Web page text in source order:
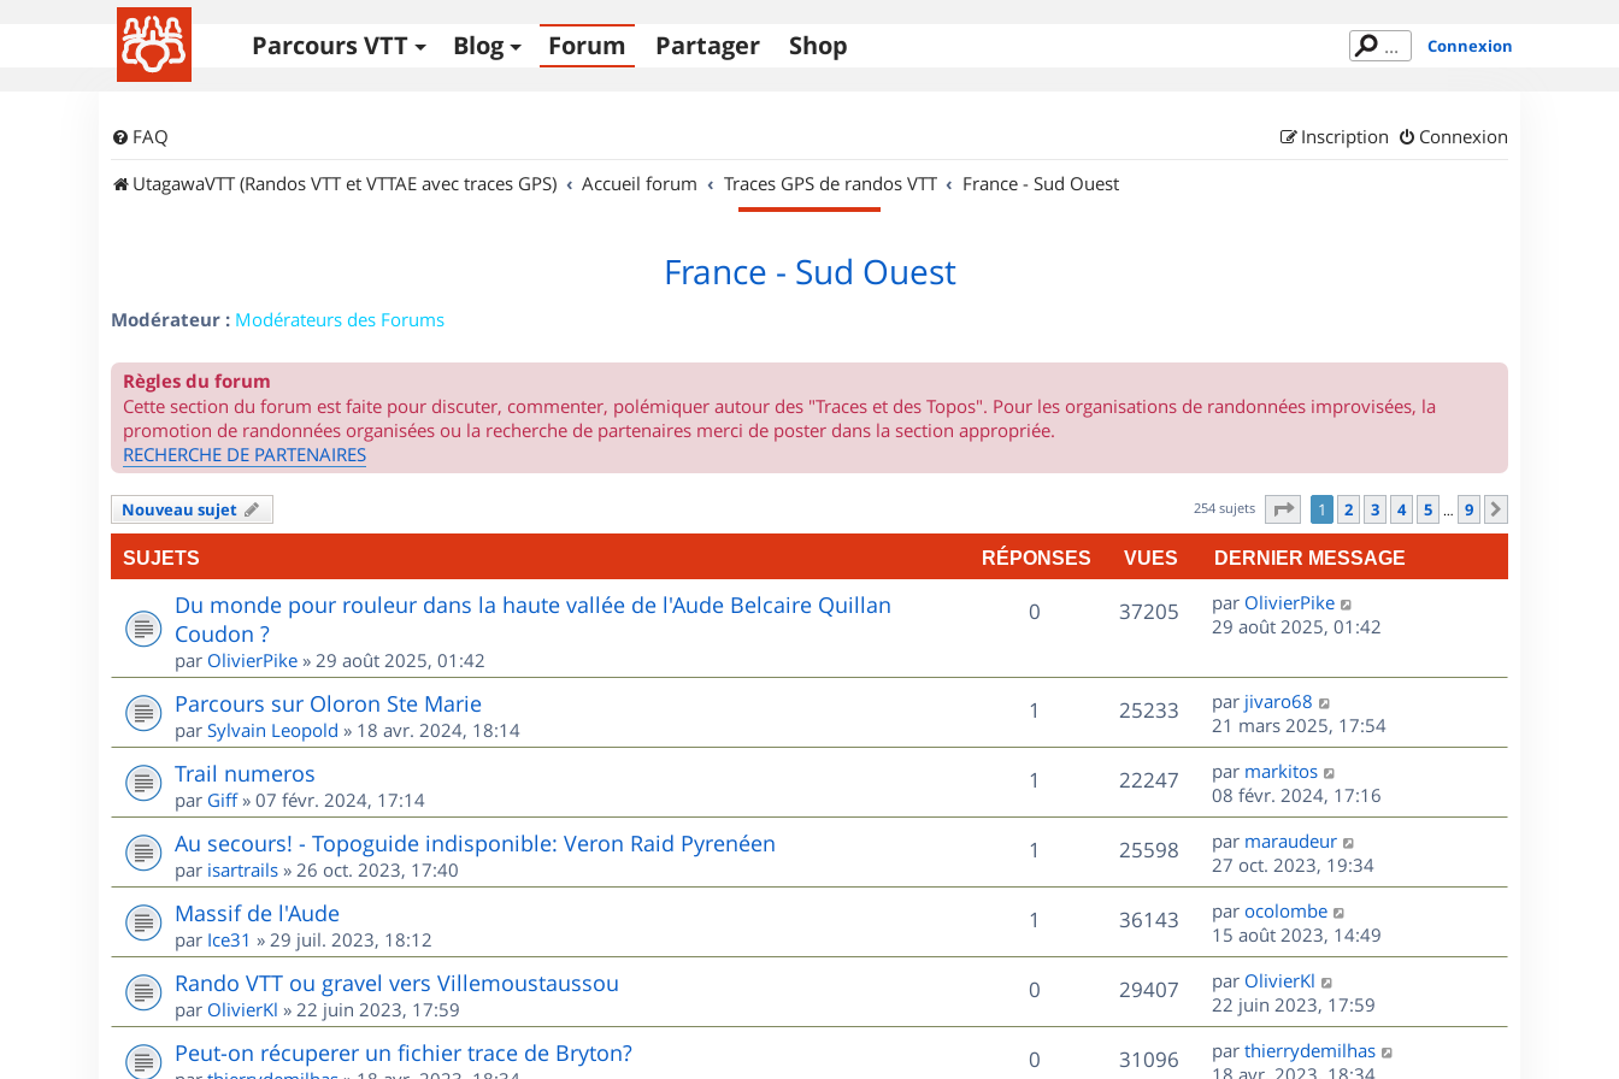
Parcours VTT Blog Forum Partager Shop Connexion
FAQ Connexion
Inscription
UtagawaVTT (Randos VTT et VTTAE avec traces GPS)
Accueil forum Traces GPS de randos VTT France - Sud Ouest
France - Sud Ouest
Modérateur : Modérateurs des Forums
Règles du forum
Cette section du forum est faite pour discuter, commenter, polémiquer autour des "Traces et des Topos". Pour les organisations de randonnées improvisées, la
promotion de randonnées organisées ou la recherche de partenaires merci de poster dans la section appropriée.
RECHERCHE DE PARTENAIRES
Nouveau sujet 254 sujets Page sur9
1 2 3 4 5 … 9
SUJETS RÉPONSES VUES DERNIER MESSAGE
Du monde pour rouleur dans la haute vallée de l'Aude Belcaire Quillan
Coudon ?
par OlivierPike » 29 août 2025, 01:42
0R
o
s
37205V
s
D
e
n
i
e
r
m
e
s
s
a
g
e
par OlivierPike
29 août 2025, 01:42
Parcours sur Oloron Ste Marie
par Sylvain Leopold » 18 avr. 2024, 18:14
1
é
n
25233V
u
s
D
e
r
n
i
e
r
m
e
s
s
a
g
e
par jivaro68
21 mars 2025, 17:54
Trail numeros
par Giff» 07 févr. 2024, 17:14
1
é
n
s
22247V
u
e
s
D
e
r
n
i
e
r
m
e
s
s
a
g
par markitos
08 févr. 2024, 17:16
Au secours! - Topoguide indisponible: Veron Raid Pyrenéen
par isartrails » 26 oct. 2023, 17:40
1
é
o
n
s
25598V
u
e
s
D
e
r
n
i
e
r
m
e
s
par maraudeur
27 oct. 2023, 19:34
Massif de l'Aude
par Ice31 » 29 juil. 2023, 18:12
1
é
o
36143V
u
D
e
r
n
i
e
r
par ocolombe
15 août 2023, 14:49
Rando VTT ou gravel vers Villemoustaussou
par OlivierKl » 22 juin 2023, 17:59
0R
é
29407V
u
D
e
r
n
par OlivierKl
22 juin 2023, 17:59
Peut-on récuperer un fichier trace de Bryton? 0R
31096V
D
e
par thierrydemilhas
18 avr. 2023, 18:34